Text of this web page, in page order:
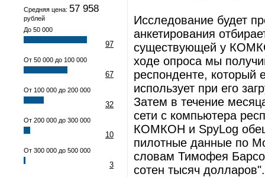
Средняя цена: 57 958
рублей
До 50 000
97
От 50 000 до 100 000
67
От 100 000 до 200 000
32
От 200 000 до 300 000
10
От 300 000 до 500 000
3
Исследование будет
анкетирования
существующей у
ходе опроса мы
респонденте, который
использует при его
Затем в течение
сети с компьютера
КОМКОН и SpyLog
пилотные данные по
словам Тимофея
сотен тысяч долларов".